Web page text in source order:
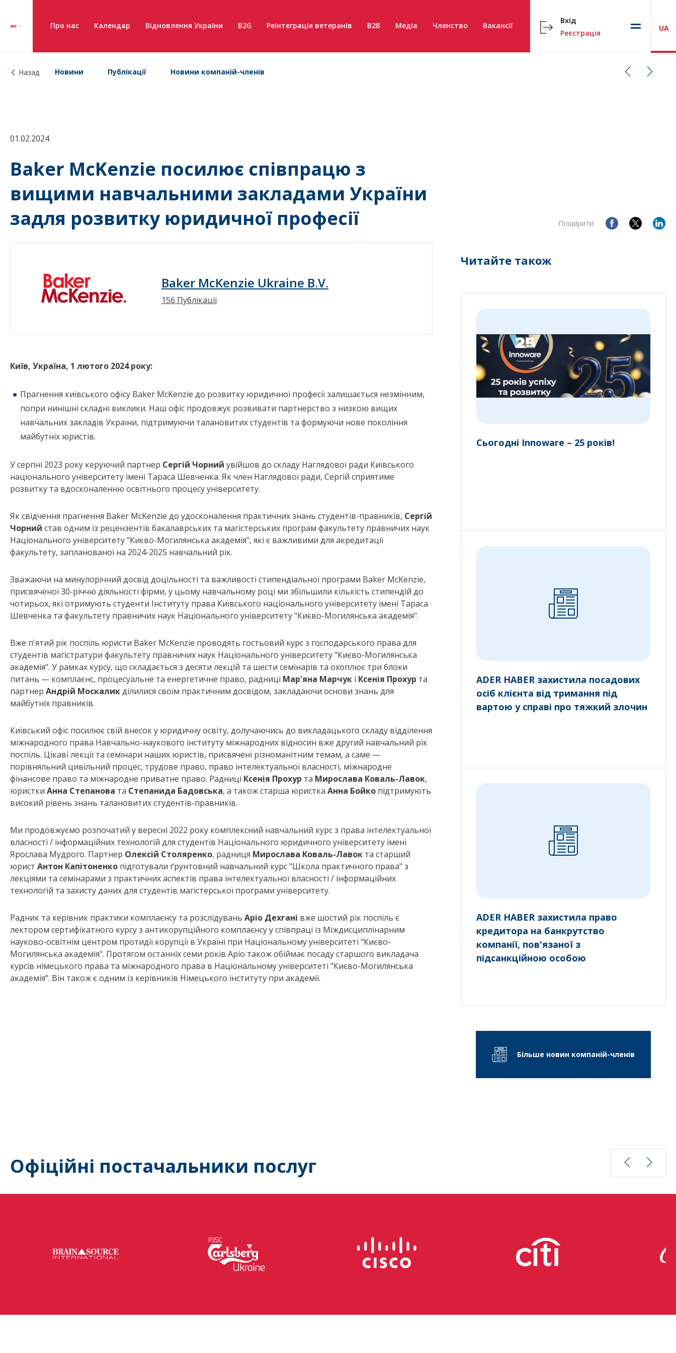
Про нас Календар Відновлення України B2G Реінтеграція ветеранів B2B Медіа Членство Вакансії
Вхід
Реєстрація
UA
Назад Новини Публікації Новини компаній-членів
01.02.2024
Baker McKenzie посилює співпрацю з
вищими навчальними закладами України
задля розвитку юридичної професії
Поширити:
Baker McKenzie Ukraine B.V.
156 Публікації
Київ, Україна, 1 лютого 2024року:
Прагнення київського офісу Baker McKenzie до розвитку юридичної професії залишається незмінним,
попри нинішні складні виклики. Наш офіс продовжує розвивати партнерство з низкою вищих
навчальних закладів України, підтримуючи талановитих студентів та формуючи нове покоління
майбутніх юристів.
У серпні 2023 року керуючий партнер Сергій Чорний увійшов до складу Наглядової ради Київського
національного університету імені Тараса Шевченка. Як член Наглядової ради, Сергій сприятиме
розвитку та вдосконаленню освітнього процесу університету.
Як свідчення прагнення Baker McKenzie до удосконалення практичних знань студентів-правників, Сергій
Чорний став одним із рецензентів бакалаврських та магістерських програм факультету правничих наук
Національного університету "Києво-Могилянська академія", які є важливими для акредитації
факультету, запланованої на 2024-2025 навчальний рік.
Зважаючи на минулорічний досвід доцільності та важливості стипендіальної програми Baker McKenzie,
присвяченої 30-річчю діяльності фірми, у цьому навчальному році ми збільшили кількість стипендій до
чотирьох, які отримують студенти Інституту права Київського національного університету імені Тараса
Шевченка та факультету правничих наук Національного університету "Києво-Могилянська академія".
Вже п'ятий рік поспіль юристи Baker McKenzie проводять гостьовий курс з господарського права для
студентів магістратури факультету правничих наук Національного університету "Києво-Могилянська
академія". У рамках курсу, що складається з десяти лекцій та шести семінарів та охоплює три блоки
питань — комплаєнс, процесуальне та енергетичне право, радниці Мар'яна Марчук і Ксенія Прохур та
партнер Андрій Москаликділилися своїм практичним досвідом, закладаючи основи знань для
майбутніх правників.
Київський офіс посилює свій внесок у юридичну освіту, долучаючись до викладацького складу відділення
міжнародного права Навчально-наукового інституту міжнародних відносин вже другий навчальний рік
поспіль. Цікаві лекції та семінари наших юристів, присвячені різноманітним темам, а саме —
порівняльний цивільний процес, трудове право, право інтелектуальної власності, міжнародне
фінансове право та міжнародне приватне право. Радниці Ксенія Прохур та Мирослава Коваль-Лавок,
юристки Анна Степанова та Степанида Бадовська, а також старша юристка Анна Бойко підтримують
високий рівень знань талановитих студентів-правників.
Ми продовжуємо розпочатий у вересні 2022 року комплексний навчальний курс з права інтелектуальної
власності / інформаційних технологій для студентів Національного юридичного університету імені
Ярослава Мудрого. Партнер Олексій Столяренко, радниця Мирослава Коваль-Лавок та старший
юрист Антон Капітоненко підготували ґрунтовний навчальний курс "Школа практичного права" з
лекціями та семінарами з практичних аспектів права інтелектуальної власності / інформаційних
технологій та захисту даних для студентів магістерської програми університету.
Радник та керівник практики комплаєнсу та розслідувань Аріо Дехгані вже шостий рік поспіль є
лектором сертифікатного курсу з антикорупційного комплаєнсу у співпраці із Міждисциплінарним
науково-освітнім центром протидії корупції в Україні при Національному університеті "Києво-
Могилянська академія". Протягом останніх семи років Аріо також обіймає посаду старшого викладача
курсів німецького права та міжнародного права в Національному університеті "Києво-Могилянська
академія". Він також є одним із керівників Німецького інституту при академії.
Читайте також
Сьогодні Innoware – 25 років!
ADER HABER захистила посадових
осіб клієнта від тримання під
вартою у справі про тяжкий злочин
ADER HABER захистила право
кредитора на банкрутство
компанії, пов'язаної з
підсанкційною особою
Більше новин компаній-членів
Офіційні постачальники послуг